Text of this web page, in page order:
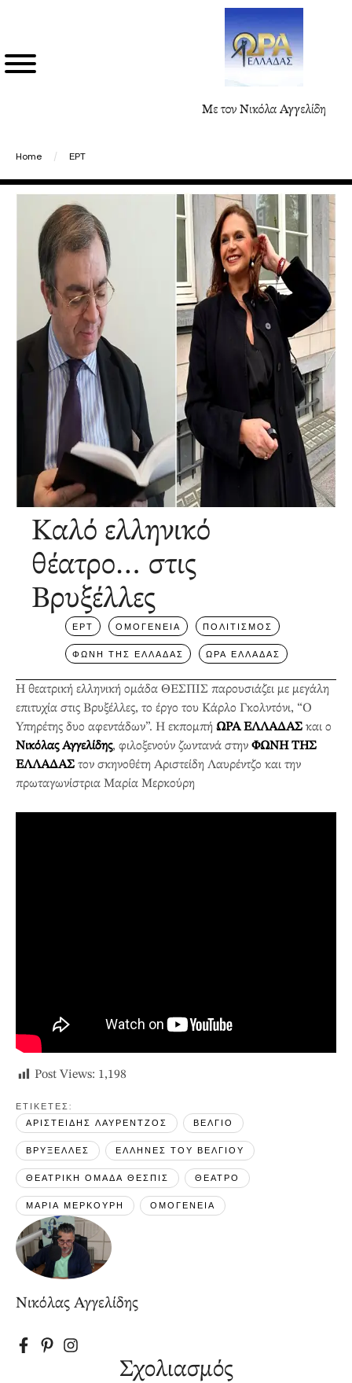
Με τον Νικόλα Αγγελίδη
Home / ΕΡΤ
Καλό ελληνικό
θέατρο… στις
Βρυξέλλες
ΕΡΤ ΟΜΟΓΕΝΕΙΑ ΠΟΛΙΤΙΣΜΟΣ
ΦΩΝΗ ΤΗΣ ΕΛΛΑΔΑΣ ΩΡΑ ΕΛΛΑΔΑΣ
Η θεατρική ελληνική ομάδα ΘΕΣΠΙΣ παρουσιάζει με μεγάλη
επιτυχία στις Βρυξέλλες, το έργο του Κάρλο Γκολντόνι, “Ο
Υπηρέτης δυο αφεντάδων”. Η εκπομπή ΩΡΑ ΕΛΛΑΔΑΣ και ο
Νικόλας Αγγελίδης, φιλοξενούν ζωντανά στην ΦΩΝΗ ΤΗΣ
ΕΛΛΑΔΑΣ τον σκηνοθέτη Αριστείδη Λαυρέντζο και την
πρωταγωνίστρια Μαρία Μερκούρη
Post Views: 1,198
ΕΤΙΚΕΤΕΣ:
ΑΡΙΣΤΕΙΔΗΣ ΛΑΥΡΕΝΤΖΟΣ
ΒΕΛΓΙΟ
ΒΡΥΞΕΛΛΕΣ ΕΛΛΗΝΕΣ ΤΟΥ ΒΕΛΓΙΟΥ
ΘΕΑΤΡΙΚΗ ΟΜΑΔΑ ΘΕΣΠΙΣ ΘΕΑΤΡΟ
ΜΑΡΙΑ ΜΕΡΚΟΥΡΗ ΟΜΟΓΕΝΕΙΑ
Νικόλας Αγγελίδης
Σχολιασμός